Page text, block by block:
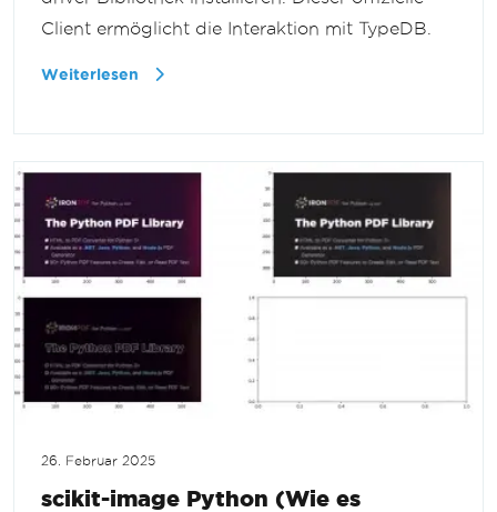
Client ermöglicht die Interaktion mit TypeDB.
Weiterlesen
26. Februar 2025
scikit-image Python (Wie es